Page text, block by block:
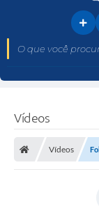
O que você
Vídeos
Vídeos